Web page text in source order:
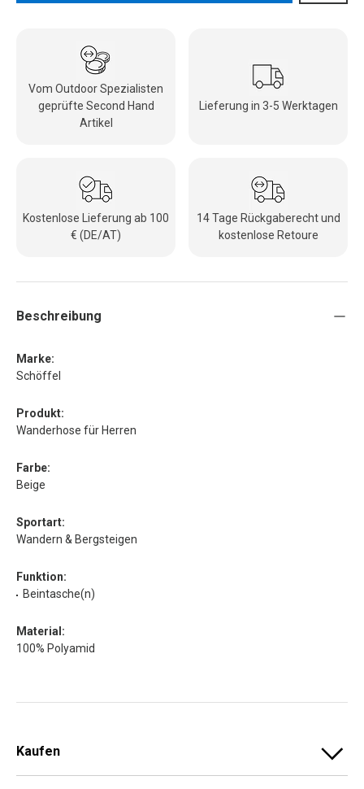
Vom Outdoor Spezialisten
geprüfte Second Hand
Artikel
Lieferung in 3-5 Werktagen
Kostenlose Lieferung ab 100
€ (DE/AT)
14 Tage Rückgaberecht und
kostenlose Retoure
Beschreibung
Marke:
Schöffel
Produkt:
Wanderhose für Herren
Farbe:
Beige
Sportart:
Wandern & Bergsteigen
Funktion:
Beintasche(n)
Material:
100% Polyamid
Kaufen